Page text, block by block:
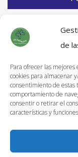
de
Para ofrecer las mejores
cookies para almacenar
consentimiento de estas
comportamiento de
consentir o retirar el
características y
Información de
Política de